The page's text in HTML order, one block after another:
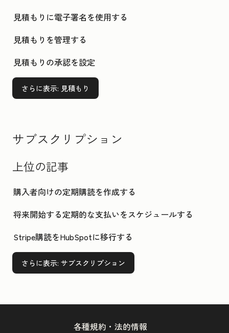
見積もりに電子署名を使用する
見積もりを管理する
見積もりの承認を設定
さらに表示: 見積もり
サブスクリプション
上位の記事
購入者向けの定期購読を作成する
将来開始する定期的な支払いをスケジュールする
Stripe購読をHubSpotに移行する
さらに表示: サブスクリプション
各種規約・法的情報